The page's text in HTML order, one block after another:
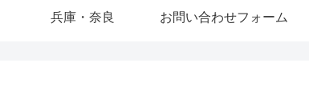
兵庫・奈良 お問い合わせフォーム